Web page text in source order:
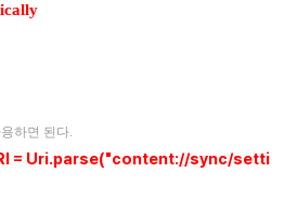
하면 된다.
= Uri.parse("content://sync/setti